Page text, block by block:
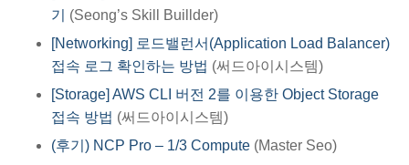
기
(Seong’s Skill Buillder)
[Networking] 로드밸런서(Application Load Balancer)
접속 로그 확인하는 방법 (써드아이시스템)
[Storage] AWS CLI 버전 2를 이용한 Object Storage
접속 방법 (써드아이시스템)
(후기) NCP Pro – 1/3 Compute (Master Seo)